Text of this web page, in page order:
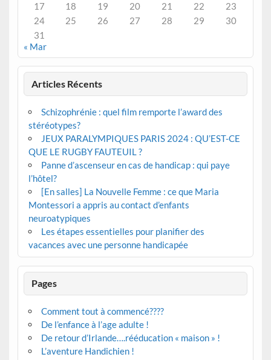
17
18 19 20 21 22
23
24
25 26 27 28 29
30
31
« Mar
Articles Récents
Schizophrénie : quel film remporte l’award des
stéréotypes?
JEUX PARALYMPIQUES PARIS 2024 : QU’EST-CE
QUE LE RUGBY FAUTEUIL ?
Panne d’ascenseur en cas de handicap : qui paye
l’hôtel?
[En salles] La Nouvelle Femme : ce que Maria
Montessori a appris au contact d’enfants
neuroatypiques
Les étapes essentielles pour planifier des
vacances avec une personne handicapée
Pages
Comment tout à commencé????
De l’enfance à l’age adulte !
De retour d’Irlande….rééducation « maison » !
L’aventure Handichien !